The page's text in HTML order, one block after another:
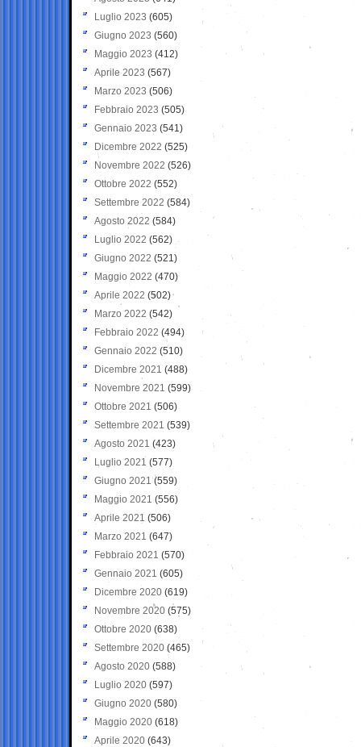
Luglio 2023 (605)
Giugno 2023 (560)
Maggio 2023 (412)
Aprile 2023 (567)
Marzo 2023 (506)
Febbraio 2023 (505)
Gennaio 2023 (541)
Dicembre 2022 (525)
Novembre 2022 (526)
Ottobre 2022 (552)
Settembre 2022 (584)
Agosto 2022 (584)
Luglio 2022 (562)
Giugno 2022 (521)
Maggio 2022 (470)
Aprile 2022 (502)
Marzo 2022 (542)
Febbraio 2022 (494)
Gennaio 2022 (510)
Dicembre 2021 (488)
Novembre 2021 (599)
Ottobre 2021 (506)
Settembre 2021 (539)
Agosto 2021 (423)
Luglio 2021 (577)
Giugno 2021(559)
Maggio 2021 (556)
Aprile 2021 (506)
Marzo 2021 (647)
Febbraio 2021 (570)
Gennaio 2021 (605)
Dicembre 2020 (619)
Novembre 2020 (575)
Ottobre 2020 (638)
Settembre 2020(465)
Agosto 2020 (588)
Luglio 2020 (597)
Giugno 2020 (580)
Maggio 2020 (618)
Aprile 2020 (643)